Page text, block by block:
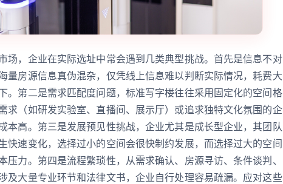
场，企业在实际选址中常会遇到几类典型挑战。首先是信息不对
量房源信息真伪混杂，仅凭线上信息难以判断实际情况，耗费大
。第二是需求匹配度问题，标准写字楼往往采用固定化的空间格
求（如研发实验室、直播间、展示厅）或追求独特文化氛围的企
本高。第三是发展预见性挑战，企业尤其是成长型企业，其团队
快速变化，选择过小的空间会很快制约发展，而选择过大的空间
压力。第四是流程繁琐性，从需求确认、房源寻访、条件谈判、
及大量专业环节和法律文书，企业自行处理容易疏漏。应对这些